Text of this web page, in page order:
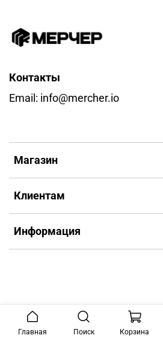
Магазин
Клиентам
Информация
Контакты
Email: info@mercher.io
Главная Поиск Корзина